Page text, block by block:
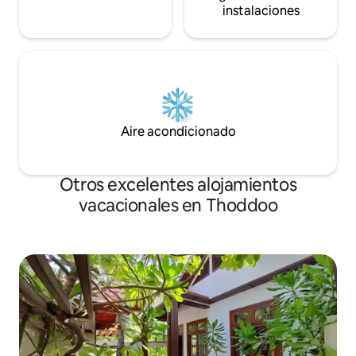
instalaciones
Aire acondicionado
Otros excelentes alojamientos
vacacionales en Thoddoo